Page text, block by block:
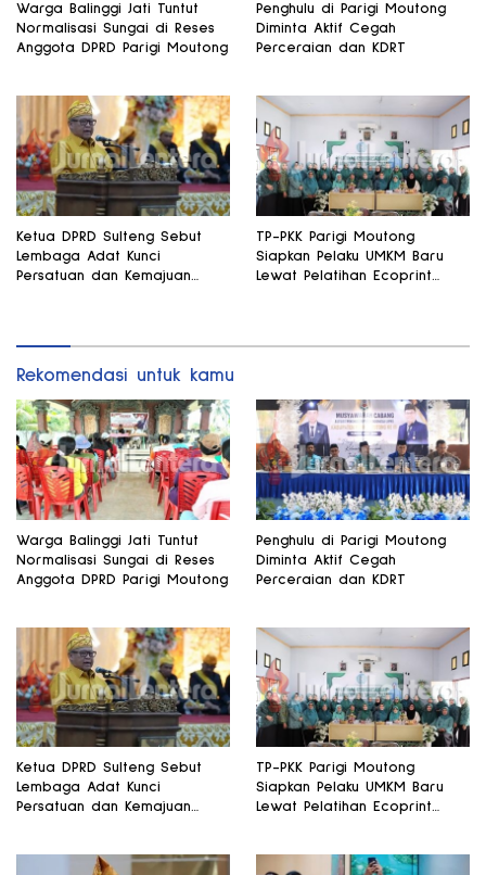
Warga Balinggi Jati Tuntut
Normalisasi Sungai di Reses
Anggota DPRD Parigi Moutong
Penghulu di Parigi Moutong
Diminta Aktif Cegah
Perceraian dan KDRT
Ketua DPRD Sulteng Sebut
Lembaga Adat Kunci
Persatuan dan Kemajuan
TP-PKK Parigi Moutong
Siapkan Pelaku UMKM Baru
Lewat Pelatihan Ecoprint
Rekomendasi untuk kamu
Warga Balinggi Jati Tuntut
Normalisasi Sungai di Reses
Anggota DPRD Parigi Moutong
Penghulu di Parigi Moutong
Diminta Aktif Cegah
Perceraian dan KDRT
Ketua DPRD Sulteng Sebut
Lembaga Adat Kunci
Persatuan dan Kemajuan
TP-PKK Parigi Moutong
Siapkan Pelaku UMKM Baru
Lewat Pelatihan Ecoprint